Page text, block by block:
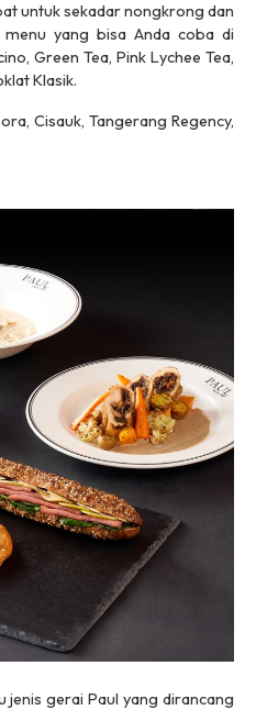
untuk sekadar nongkrong dan
yang bisa Anda coba di
Green Tea, Pink Lychee Tea,
Klasik.
Cisauk, Tangerang Regency,
jenis gerai Paul yang dirancang